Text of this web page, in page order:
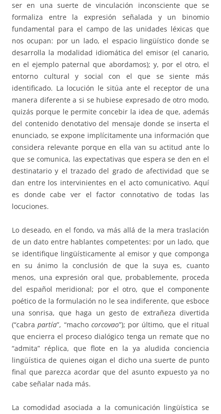
ser en una suerte de vinculación inconsciente que se
formaliza entre la expresión señalada y un binomio
fundamental para el campo de las unidades léxicas que
nos ocupan: por un lado, el espacio lingüístico donde se
desarrolla la modalidad idiomática del emisor (el canario,
en el ejemplo paternal que abordamos); y, por el otro, el
entorno cultural y social con el que se siente más
identificado. La locución le sitúa ante el receptor de una
manera diferente a si se hubiese expresado de otro modo,
quizás porque le permite concebir la idea de que, además
del contenido denotativo del mensaje donde se inserta el
enunciado, se expone implícitamente una información que
considera relevante porque en ella van su actitud ante lo
que se comunica, las expectativas que espera se den en el
destinatario y el trazado del grado de afectividad que se
dan entre los intervinientes en el acto comunicativo. Aquí
es donde cabe ver el factor connotativo de todas las
locuciones.
Lo deseado, en el fondo, va más allá de la mera traslación
de un dato entre hablantes competentes: por un lado, que
se identifique lingüísticamente al emisor y que componga
en su ánimo la conclusión de que la suya es, cuanto
menos, una expresión oral que, probablemente, proceda
del español meridional; por el otro, que el componente
poético de la formulación no le sea indiferente, que esboce
una sonrisa, que haga un gesto de extrañeza divertida
(“cabrapartía”, “macho corcovao”); por último, que el ritual
que encierra el proceso dialógico tenga un remate que no
“admita” réplica, que flote en la ya aludida conciencia
lingüística de quienes oigan el dicho una suerte de punto
final que parezca acordar que del asunto expuesto ya no
cabe señalar nada más.
La comodidad asociada a la comunicación lingüística se